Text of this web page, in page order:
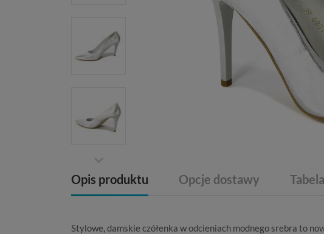
Opis produktu Opcje dostawy
Stylowe, damskie czółenka w odcieniach modnego srebra to